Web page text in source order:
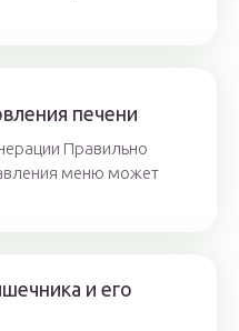
печени
Правильно
меню может
и его